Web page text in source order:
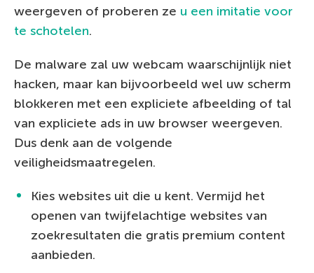
weergeven of proberen ze u een imitatie voor
te schotelen.
De malware zal uw webcam waarschijnlijk niet
hacken, maar kan bijvoorbeeld wel uw scherm
blokkeren met een expliciete afbeelding of tal
van expliciete ads in uw browser weergeven.
Dus denk aan de volgende
veiligheidsmaatregelen.
Kies websites uit die u kent. Vermijd het
openen van twijfelachtige websites van
zoekresultaten die gratis premium content
aanbieden.